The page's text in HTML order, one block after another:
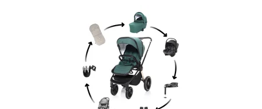
Skladem